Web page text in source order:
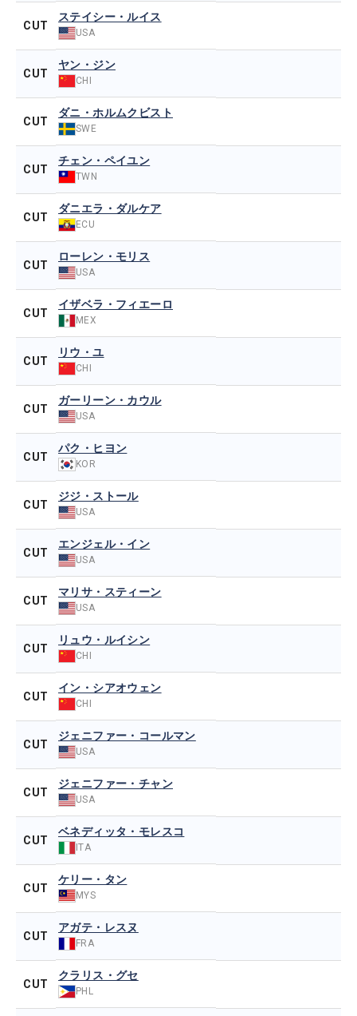
CUT
ステイシー・ルイス
USA
CUT
ヤン・ジン
CHI
CUT
ダニ・ホルムクビスト
SWE
CUT
チェン・ペイユン
TWN
CUT
ダニエラ・ダルケア
ECU
CUT
ローレン・モリス
USA
CUT
イザベラ・フィエーロ
MEX
CUT
リウ・ユ
CHI
CUT
ガーリーン・カウル
USA
CUT
パク・ヒヨン
KOR
CUT
ジジ・ストール
USA
CUT
エンジェル・イン
USA
CUT
マリサ・スティーン
USA
CUT
リュウ・ルイシン
CHI
CUT
イン・シアオウェン
CHI
CUT
ジェニファー・コールマン
USA
CUT
ジェニファー・チャン
USA
CUT
ベネディッタ・モレスコ
ITA
CUT
ケリー・タン
MYS
CUT
アガテ・レスヌ
FRA
CUT
クラリス・グセ
PHL